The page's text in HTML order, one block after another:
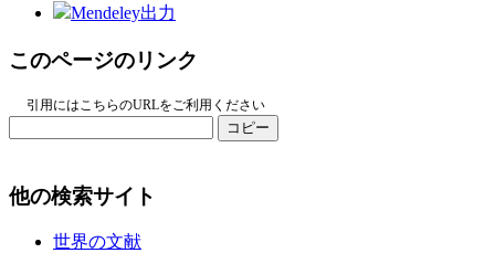
Mendeley出力
このページのリンク
引用にはこちらのURLをご利用ください
コピー
他の検索サイト
世界の文献